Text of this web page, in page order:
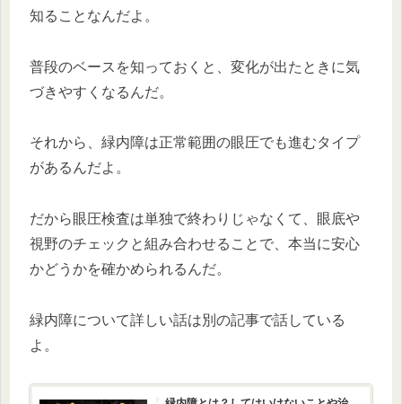
知ることなんだよ。
普段のベースを知っておくと、変化が出たときに気
づきやすくなるんだ。
それから、緑内障は正常範囲の眼圧でも進むタイプ
があるんだよ。
だから眼圧検査は単独で終わりじゃなくて、眼底や
視野のチェックと組み合わせることで、本当に安心
かどうかを確かめられるんだ。
緑内障について詳しい話は別の記事で話している
よ。